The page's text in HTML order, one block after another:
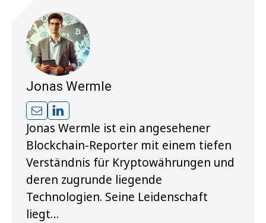
Jonas Wermle
Jonas Wermle ist ein angesehener
Blockchain-Reporter mit einem tiefen
Verständnis für Kryptowährungen und
deren zugrunde liegende
Technologien. Seine Leidenschaft
liegt…